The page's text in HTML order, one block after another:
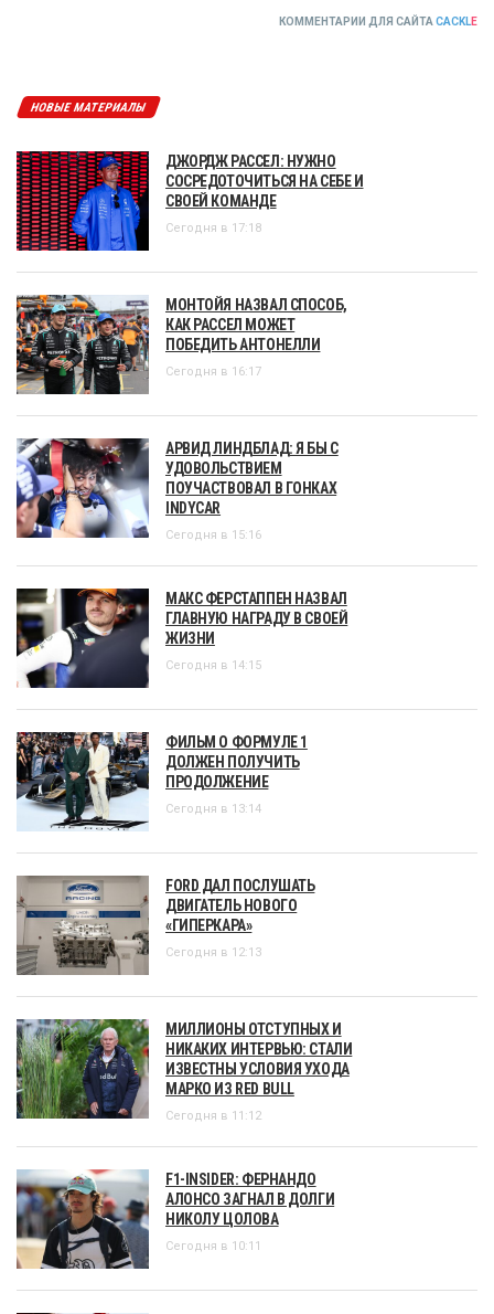
КОММЕНТАРИИ ДЛЯ САЙТА CACKLE
НОВЫЕ МАТЕРИАЛЫ
ДЖОРДЖ РАССЕЛ: НУЖНО
СОСРЕДОТОЧИТЬСЯ НА СЕБЕ И
СВОЕЙ КОМАНДЕ
Сегодня в 17:18
МОНТОЙЯ НАЗВАЛ СПОСОБ,
КАК РАССЕЛ МОЖЕТ
ПОБЕДИТЬ АНТОНЕЛЛИ
Сегодня в 16:17
АРВИД ЛИНДБЛАД: Я БЫ С
УДОВОЛЬСТВИЕМ
ПОУЧАСТВОВАЛ В ГОНКАХ
INDYCAR
Сегодня в 15:16
МАКС ФЕРСТАППЕН НАЗВАЛ
ГЛАВНУЮ НАГРАДУ В СВОЕЙ
ЖИЗНИ
Сегодня в 14:15
ФИЛЬМ О ФОРМУЛЕ 1
ДОЛЖЕН ПОЛУЧИТЬ
ПРОДОЛЖЕНИЕ
Сегодня в 13:14
FORD ДАЛ ПОСЛУШАТЬ
ДВИГАТЕЛЬ НОВОГО
«ГИПЕРКАРА»
Сегодня в 12:13
МИЛЛИОНЫ ОТСТУПНЫХ И
НИКАКИХ ИНТЕРВЬЮ: СТАЛИ
ИЗВЕСТНЫ УСЛОВИЯ УХОДА
МАРКО ИЗ RED BULL
Сегодня в 11:12
F1-INSIDER: ФЕРНАНДО
АЛОНСО ЗАГНАЛ В ДОЛГИ
НИКОЛУ ЦОЛОВА
Сегодня в 10:11